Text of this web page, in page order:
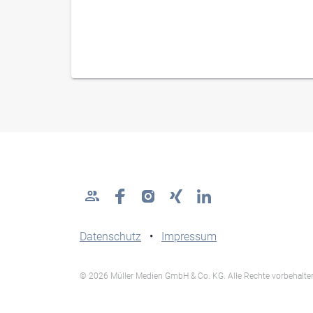
Datenschutz • Impressum
© 2026 Müller Medien GmbH & Co. KG. Alle Rechte